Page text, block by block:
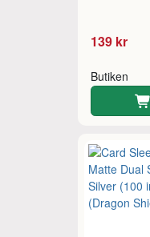
139 kr
Butiken